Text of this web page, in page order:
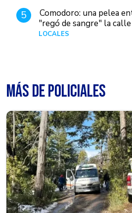
5
Comodoro: una pelea
"regó de sangre" la
LOCALES
MÁS DE POLICIALES